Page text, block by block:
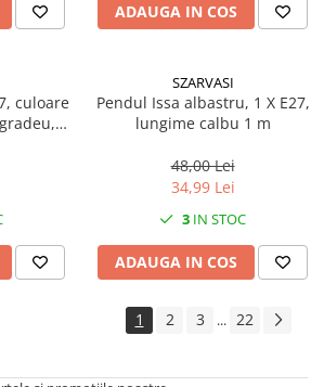
fine
din lemn
pentru
ADAUGA IN COS
culoare
SZARVASI
Pendul Issa albastru, 1 X E27,
lungime calbu 1 m
48,00 Lei
34,99 Lei
3 IN STOC
ADAUGA IN COS
1 2 3 ... 22